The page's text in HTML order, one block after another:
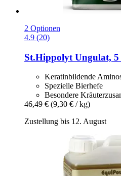
2 Optionen
4.9 (20)
St.Hippolyt Ungulat, 5
Keratinbildende
Spezielle Bierhefe
Besondere
46,49 € (9,30 € / kg)
Zustellung bis 12. August